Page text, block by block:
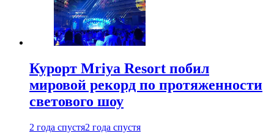
Курорт Mriya Resort побил
мировой рекорд по протяженности
светового шоу
2 года спустя2 года спустя